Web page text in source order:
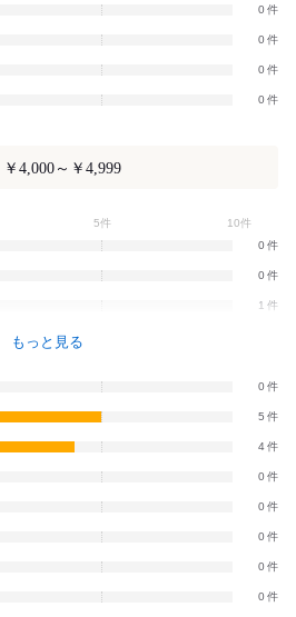
0
0
0
0
￥4,000～￥4,999
5件 10件
0
0
1
もっと見る
0
5
4
0
0
0
0
0